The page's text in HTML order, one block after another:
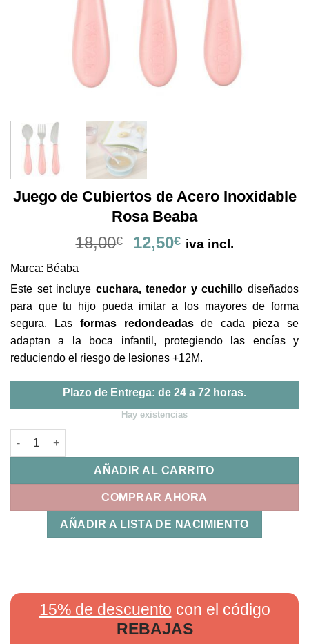
Juego de Cubiertos de Acero Inoxidable
Rosa Beaba
18,00€
El
era:
18,00€.
12,50€El
es:
12,50€.
iva incl.
Marca: Béaba
Este set incluye cuchara, tenedor y cuchillo diseñados
para que tu hijo pueda imitar a los mayores de forma
segura. Las formas redondeadasde cada pieza se
adaptan a la boca infantil, protegiendo las encías y
reduciendo el riesgo de lesiones +12M.
Plazo de Entrega: de 24 a 72 horas.
Hay existencias
Juego de Cubiertos de Acero Inoxidable Rosa Beaba cantidad
AÑADIR AL CARRITO
COMPRAR AHORA
AÑADIR A LISTA DE NACIMIENTO
15% de descuento con el código
REBAJAS